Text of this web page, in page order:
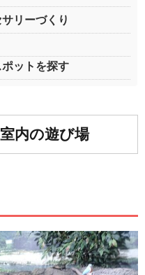
リーづくり
ットを探す
内の遊び場